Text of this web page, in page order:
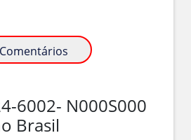
Comentários
6002- N000S000
Brasil